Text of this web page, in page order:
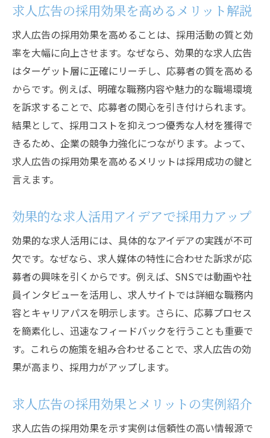
求人広告の採用効果を高めるメリット解説
求人広告の採用効果を高めることは、採用活動の質と効
率を大幅に向上させます。なぜなら、効果的な求人広告
はターゲット層に正確にリーチし、応募者の質を高める
からです。例えば、明確な職務内容や魅力的な職場環境
を訴求することで、応募者の関心を引き付けられます。
結果として、採用コストを抑えつつ優秀な人材を獲得で
きるため、企業の競争力強化につながります。よって、
求人広告の採用効果を高めるメリットは採用成功の鍵と
言えます。
効果的な求人活用アイデアで採用力アップ
効果的な求人活用には、具体的なアイデアの実践が不可
欠です。なぜなら、求人媒体の特性に合わせた訴求が応
募者の興味を引くからです。例えば、SNSでは動画や社
員インタビューを活用し、求人サイトでは詳細な職務内
容とキャリアパスを明示します。さらに、応募プロセス
を簡素化し、迅速なフィードバックを行うことも重要で
す。これらの施策を組み合わせることで、求人広告の効
果が高まり、採用力がアップします。
求人広告の採用効果とメリットの実例紹介
求人広告の採用効果を示す実例は信頼性の高い情報源で